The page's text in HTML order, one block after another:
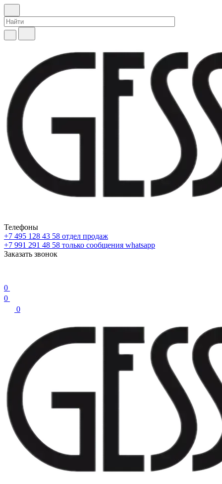
Телефоны
+7 495 128 43 58 отдел продаж
+7 991 291 48 58 только сообщения whatsapp
Заказать звонок
0
0
0